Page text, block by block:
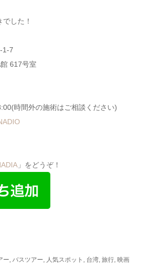
した！
1-7
617号室
時間外の施術はご相談ください)
」をどうぞ！
ー, バスツアー, 人気スポット , 台湾, 旅行, 映画